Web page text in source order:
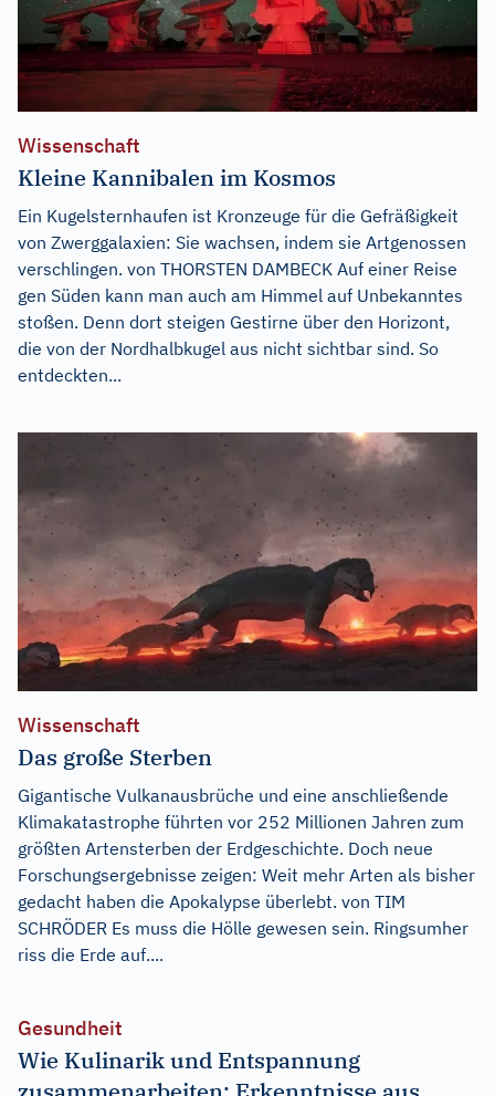
Wissenschaft
Kleine Kannibalen im Kosmos
Ein Kugelsternhaufen ist Kronzeuge für die Gefräßigkeit
von Zwerggalaxien: Sie wachsen, indem sie Artgenossen
verschlingen. von THORSTEN DAMBECK Auf einer Reise
gen Süden kann man auch am Himmel auf Unbekanntes
stoßen. Denn dort steigen Gestirne über den Horizont,
die von der Nordhalbkugel aus nicht sichtbar sind. So
entdeckten...
Wissenschaft
Das große Sterben
Gigantische Vulkanausbrüche und eine anschließende
Klimakatastrophe führten vor 252 Millionen Jahren zum
größten Artensterben der Erdgeschichte. Doch neue
Forschungsergebnisse zeigen: Weit mehr Arten als bisher
gedacht haben die Apokalypse überlebt. von TIM
SCHRÖDER Es muss die Hölle gewesen sein. Ringsumher
riss die Erde auf....
Gesundheit
Wie Kulinarik und Entspannung